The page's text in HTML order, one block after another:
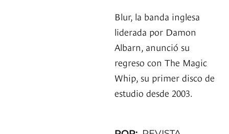
Blur, la banda inglesa
liderada por Damon
Albarn, anunció su
regreso con The Magic
Whip, su primer disco de
estudio desde 2003.